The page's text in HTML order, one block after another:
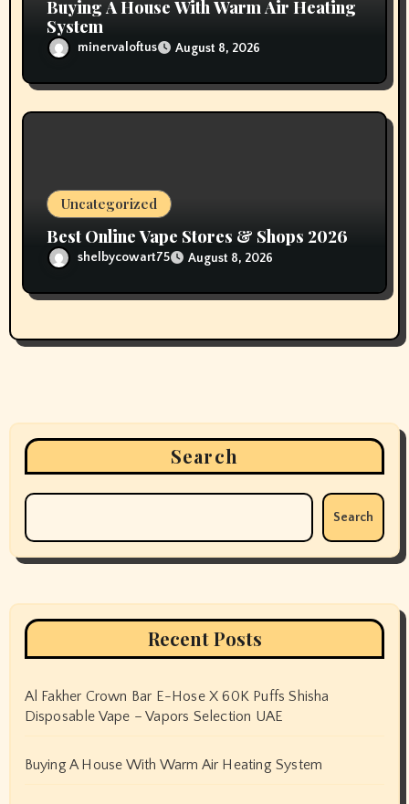
Buying A House With Warm Air Heating
System
minervaloftus August 8, 2026
Uncategorized
Best Online Vape Stores & Shops 2026
shelbycowart75 August 8, 2026
Search
Search
Recent Posts
Al Fakher Crown Bar E-Hose X 60K Puffs Shisha
Disposable Vape – Vapors Selection UAE
Buying A House With Warm Air Heating System